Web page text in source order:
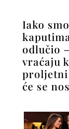
Iako
odlučio
vraćaju
proljetni
će se